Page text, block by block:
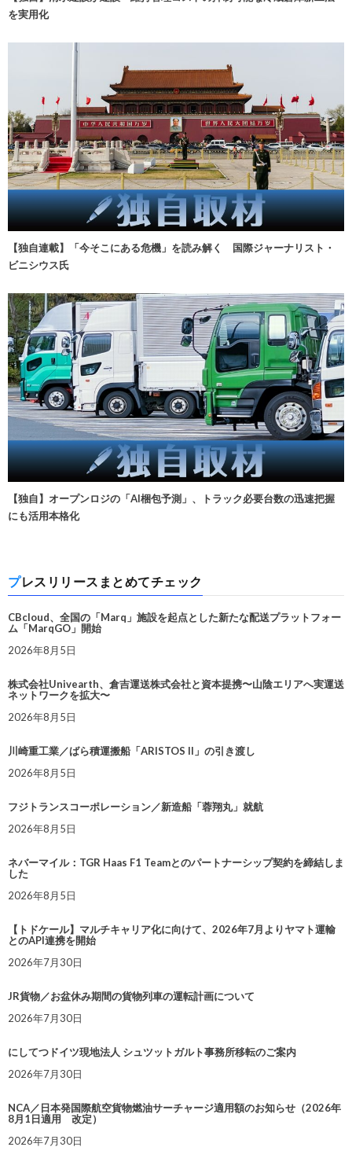
を実用化
【独自連載】「今そこにある危機」を読み解く 国際ジャーナリスト・
ビニシウス氏
【独自】オープンロジの「AI梱包予測」、トラック必要台数の迅速把握
にも活用本格化
プレスリリースまとめてチェック
CBcloud、全国の「Marq」施設を起点とした新たな配送プラットフォー
ム「MarqGO」開始
2026年8月5日
株式会社Univearth、倉吉運送株式会社と資本提携〜山陰エリアへ実運送
ネットワークを拡大〜
2026年8月5日
川崎重工業／ばら積運搬船「ARISTOS II」の引き渡し
2026年8月5日
フジトランスコーポレーション／新造船「蓉翔丸」就航
2026年8月5日
ネバーマイル：TGR Haas F1 Teamとのパートナーシップ契約を締結しま
した
2026年8月5日
【トドケール】マルチキャリア化に向けて、2026年7月よりヤマト運輸
とのAPI連携を開始
2026年7月30日
JR貨物／お盆休み期間の貨物列車の運転計画について
2026年7月30日
にしてつドイツ現地法人 シュツットガルト事務所移転のご案内
2026年7月30日
NCA／日本発国際航空貨物燃油サーチャージ適用額のお知らせ（2026年
8月1日適用 改定）
2026年7月30日